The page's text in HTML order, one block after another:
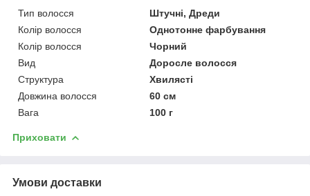
Тип волосся
Штучні, Дреди
Колір волосся
Однотонне фарбування
Колір волосся
Чорний
Вид
Доросле волосся
Структура
Хвилясті
Довжина волосся
60 см
Вага
100 г
Приховати
Умови доставки